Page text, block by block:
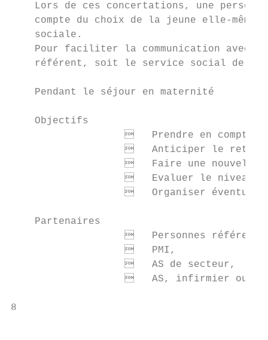
Lors de ces concertations, une
compte du choix de la jeune elle-même
    sociale.
Pour faciliter la communication avec
référent, soit le service social de la
    Pendant le séjour en maternité
    Objectifs
   Prendre en compte
   Anticiper le
   Faire une nouvelle
   Evaluer le niveau
   Organiser
    Partenaires
   Personnes
                      PMI,
                      AS de secteur,
   AS, infirmier ou
8